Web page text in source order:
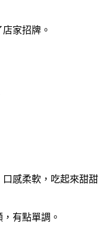
家招牌。
感柔軟，吃起來甜甜
有點單調。